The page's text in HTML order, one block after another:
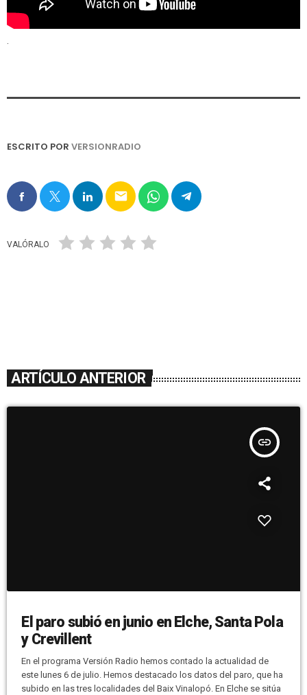
.
ESCRITO POR VERSIONRADIO
email
VALÓRALO
ARTÍCULO ANTERIOR
insert_link
El paro subió en junio en Elche, Santa Pola
y Crevillent
En el programa Versión Radio hemos contado la actualidad de
este lunes 6 de julio. Hemos destacado los datos del paro, que ha
subido en las tres localidades del Baix Vinalopó. En Elche se sitúa